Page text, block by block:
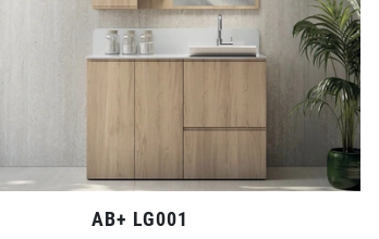
AB+ LG001